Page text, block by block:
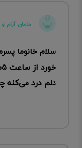
مامان آرام و
سلام خانوما
دلم درد می‌کنه